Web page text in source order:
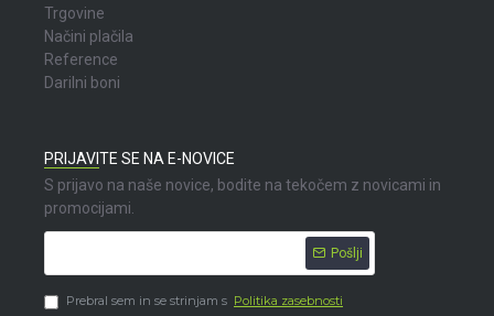
Trgovine
Načini plačila
Reference
Darilni boni
PRIJAVITE SE NA E-NOVICE
S prijavo na naše novice, bodite na tekočem z novicami in
promocijami.
Pošlji
Prebral sem in se strinjam s Politika zasebnosti